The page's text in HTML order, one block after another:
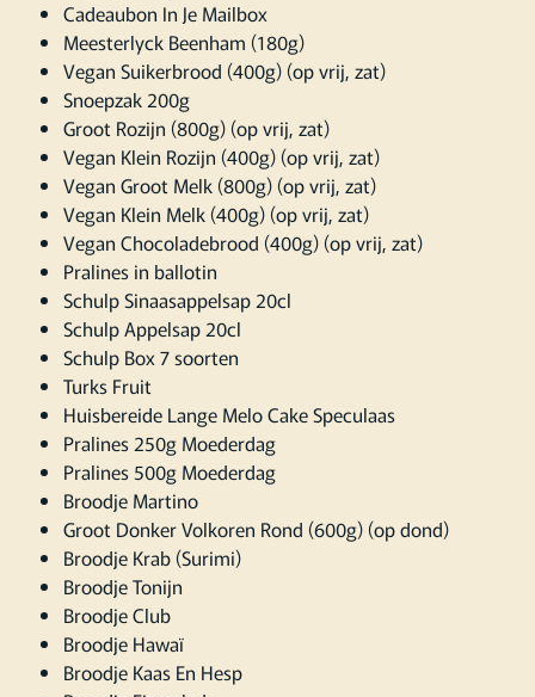
Cadeaubon In Je Mailbox
Meesterlyck Beenham (180g)
Vegan Suikerbrood (400g) (op vrij, zat)
Snoepzak 200g
Groot Rozijn (800g) (op vrij, zat)
Vegan Klein Rozijn (400g) (op vrij, zat)
Vegan Groot Melk (800g) (op vrij, zat)
Vegan Klein Melk (400g) (op vrij, zat)
Vegan Chocoladebrood (400g) (op vrij, zat)
Pralines in ballotin
Schulp Sinaasappelsap 20cl
Schulp Appelsap 20cl
Schulp Box 7 soorten
Turks Fruit
Huisbereide Lange Melo Cake Speculaas
Pralines 250g Moederdag
Pralines 500g Moederdag
Broodje Martino
Groot Donker Volkoren Rond (600g) (op dond)
Broodje Krab (Surimi)
Broodje Tonijn
Broodje Club
Broodje Hawaï
Broodje Kaas En Hesp